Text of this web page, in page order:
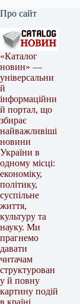
Про сайт
«Каталог
новин» —
універсальни
й
інформаційни
й портал, що
збирає
найважливіші
новини
України в
одному місці:
економіку,
політику,
суспільне
життя,
культуру та
науку. Ми
прагнемо
давати
читачам
структурован
у й повну
картину подій